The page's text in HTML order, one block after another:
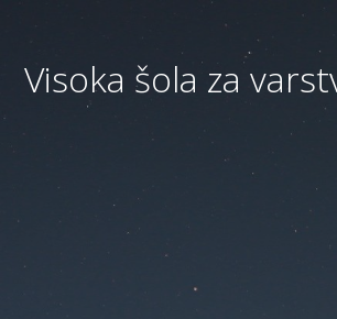
Visoka šola za